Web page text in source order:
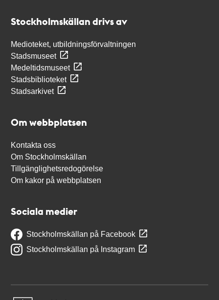
Stockholmskällan drivs av
Medioteket, utbildningsförvaltningen
Stadsmuseet
Medeltidsmuseet
Stadsbiblioteket
Stadsarkivet
Om webbplatsen
Kontakta oss
Om Stockholmskällan
Tillgänglighetsredogörelse
Om kakor på webbplatsen
Sociala medier
Stockholmskällan på Facebook
Stockholmskällan på Instagram